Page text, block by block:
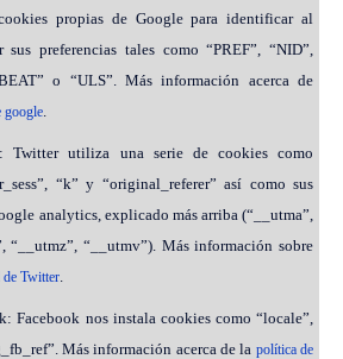
propias de Google para identificar al
preferencias tales como “PREF”, “NID”,
o “ULS”. Más información acerca de
google.
Twitter utiliza una serie de cookies como
“k” y “original_referer” así como sus
analytics, explicado más arriba (“__utma”,
“__utmz”, “__utmv”). Más información sobre
de Twitter.
Facebook nos instala cookies como “locale”,
Más información acerca de la política de